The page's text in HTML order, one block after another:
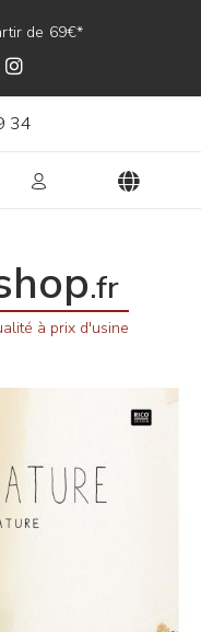
de 69€*
34
.fr
à prix d'usine